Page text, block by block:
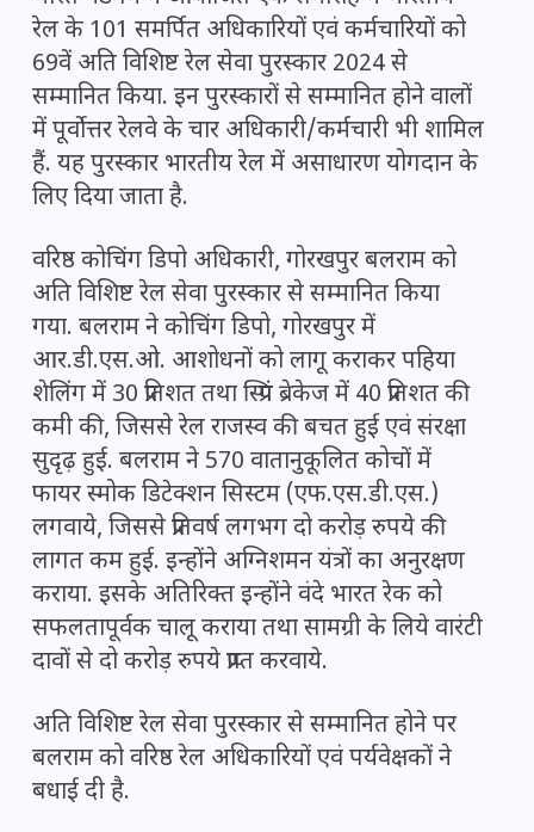
रेल के 101 समर्पित अधिकारियों एवं कर्मचारियों को
69वें अति विशिष्ट रेल सेवा पुरस्कार 2024 से
सम्मानित किया. इन पुरस्कारों से सम्मानित होने वालों
में पूर्वोत्तर रेलवे के चार अधिकारी/कर्मचारी भी शामिल
हैं. यह पुरस्कार भारतीय रेल में असाधारण योगदान के
लिए दिया जाता है.
वरिष्ठ कोचिंग डिपो अधिकारी, गोरखपुर बलराम को
अति विशिष्ट रेल सेवा पुरस्कार से सम्मानित किया
गया. बलराम ने कोचिंग डिपो, गोरखपुर में
आर.डी.एस.ओ. आशोधनों को लागू कराकर पहिया
शेलिंग में 30 प्रतिशत तथा स्प्रिंग ब्रेकेज में 40 प्रतिशत की
कमी की, जिससे रेल राजस्व की बचत हुई एवं संरक्षा
सुदृढ़ हुई. बलराम ने 570 वातानुकूलित कोचों में
फायर स्मोक डिटेक्शन सिस्टम (एफ.एस.डी.एस.)
लगवाये, जिससे प्रतिवर्ष लगभग दो करोड़ रुपये की
लागत कम हुई. इन्होंने अग्निशमन यंत्रों का अनुरक्षण
कराया. इसके अतिरिक्त इन्होंने वंदे भारत रेक को
सफलतापूर्वक चालू कराया तथा सामग्री के लिये वारंटी
दावों से दो करोड़ रुपये प्राप्त करवाये.
अति विशिष्ट रेल सेवा पुरस्कार से सम्मानित होने पर
बलराम को वरिष्ठ रेल अधिकारियों एवं पर्यवेक्षकों ने
बधाई दी है.